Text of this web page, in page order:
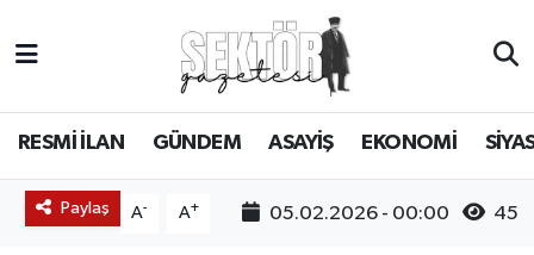
RESMİ İLAN GÜNDEM ASAYİŞ EKONOMİ
Paylaş A- A+ 05.02.2026 - 00:00 45
GÜNDEM
ASAYİŞ
TURGUTLU
AHMETLİ
MANİSA İLÇELERİ
AHMETLİ
AKHİSAR
ARAMIZDAN AYRILANLAR
Manisa Nöbetçi Eczaneler
Manisa Hava Durumu
Manisa Namaz Vakitleri